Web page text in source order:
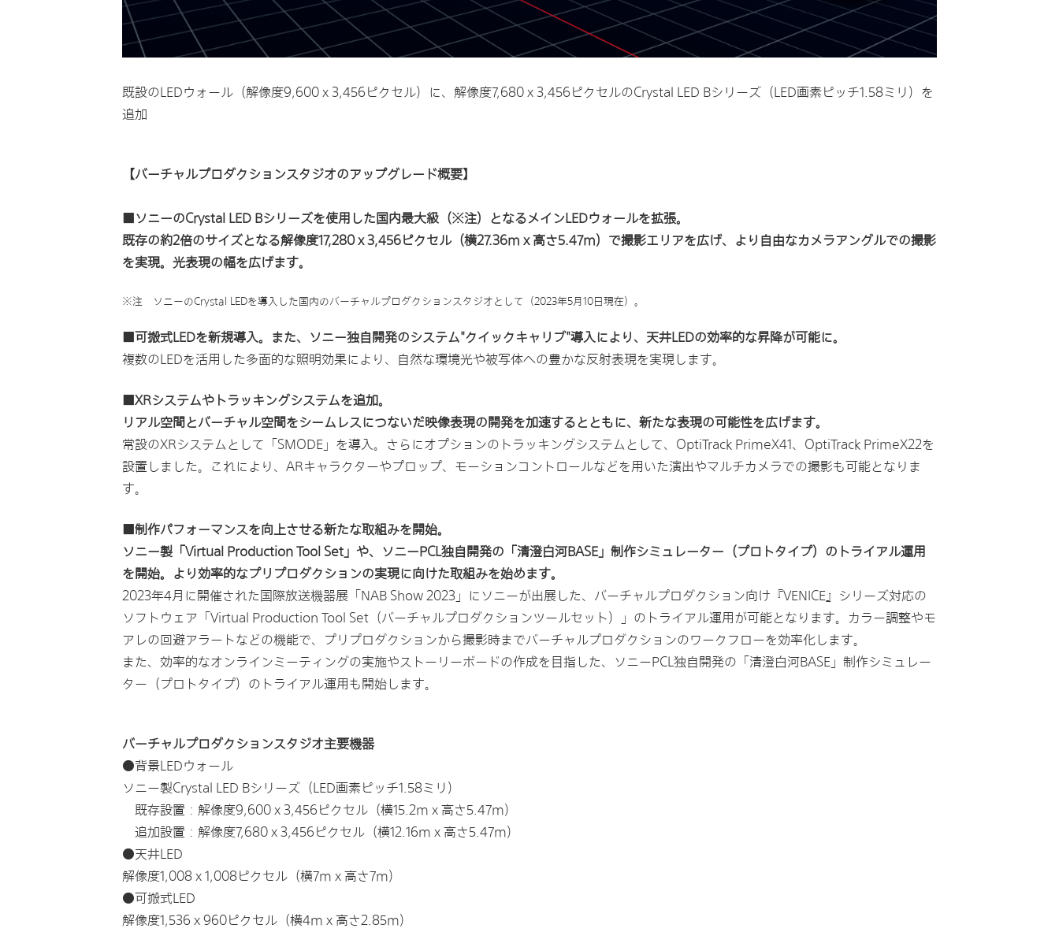
既設のLEDウォール（解像度9,600 x 3,456ピクセル）に、解像度7,680 x 3,456ピクセルのCrystal LED Bシリーズ（LED画素ピッチ1.58ミリ）を
追加
【バーチャルプロダクションスタジオのアップグレード概要】
■ソニーのCrystal LED Bシリーズを使用した国内最大級（※注）となるメインLEDウォールを拡張。
既存の約2倍のサイズとなる解像度17,280 x 3,456ピクセル（横27.36m x 高さ5.47m）で撮影エリアを広げ、より自由なカメラアングルでの撮影
を実現。光表現の幅を広げます。
※注 ソニーのCrystal LEDを導入した国内のバーチャルプロダクションスタジオとして（2023年5月10日現在）。
■可搬式LEDを新規導入。 また、ソニー独自開発のシステム"クイックキャリブ"導入により、天井LEDの効率的な昇降が可能に。
複数のLEDを活用した多面的な照明効果により、自然な環境光や被写体への豊かな反射表現を実現します。
■XRシステムやトラッキングシステムを追加。
リアル空間とバーチャル空間をシームレスにつないだ映像表現の開発を加速するとともに、新たな表現の可能性を広げます。
常設のXRシステムとして「SMODE」を導入。さらにオプションのトラッキングシステムとして、OptiTrack PrimeX41、OptiTrack PrimeX22を
設置しました。これにより、ARキャラクターやプロップ、モーションコントロールなどを用いた演出やマルチカメラでの撮影も可能となりま
す。
■制作パフォーマンスを向上させる新たな取組みを開始。
ソニー製「Virtual Production Tool Set」や、ソニーPCL独自開発の「清澄白河BASE」制作シミュレーター（プロトタイプ）のトライアル運用
を開始。より効率的なプリプロダクションの実現に向けた取組みを始めます。
2023年4月に開催された国際放送機器展「NAB Show 2023」にソニーが出展した、バーチャルプロダクション向け『VENICE』シリーズ対応の
ソフトウェア「Virtual Production Tool Set（バーチャルプロダクションツールセット）」のトライアル運用が可能となります。カラー調整やモ
アレの回避アラートなどの機能で、プリプロダクションから撮影時までバーチャルプロダクションのワークフローを効率化します。
また、効率的なオンラインミーティングの実施やストーリーボードの作成を目指した、ソニーPCL独自開発の「清澄白河BASE」制作シミュレー
ター（プロトタイプ）のトライアル運用も開始します。
バーチャルプロダクションスタジオ主要機器
●背景LEDウォール
ソニー製Crystal LED Bシリーズ（LED画素ピッチ1.58ミリ）
既存設置：解像度9,600 x 3,456ピクセル（横15.2m x 高さ5.47m）
追加設置：解像度7,680 x 3,456ピクセル（横12.16m x 高さ5.47m）
●天井LED
解像度1,008 x 1,008ピクセル（横7m x 高さ7m）
●可搬式LED
解像度1,536 x 960ピクセル（横4m x 高さ2.85m）